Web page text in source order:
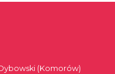
(Komorów)